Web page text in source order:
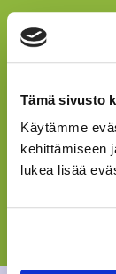
Tämä sivusto
Käytämme
kehittämiseen
lukea lisää